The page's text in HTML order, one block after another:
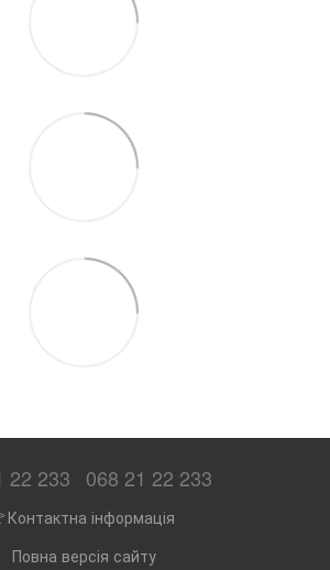
22 233 068 21 22 233
інформація
Повна версія сайту